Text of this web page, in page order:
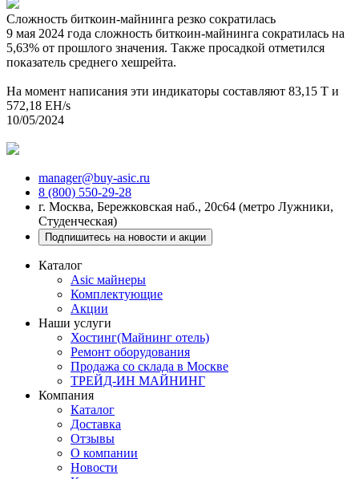
Сложность биткоин-майнинга резко сократилась
9 мая 2024 года сложность биткоин-майнинга сократилась на
5,63% от прошлого значения. Также просадкой отметился
показатель среднего хешрейта.
На момент написания эти индикаторы составляют 83,15 T и
572,18 EH/s
10/05/2024
manager@buy-asic.ru
8 (800) 550-29-28
г. Москва, Бережковская наб., 20с64 (метро Лужники,
Студенческая)
Подпишитесь на новости и акции
Каталог
Asic майнеры
Комплектующие
Акции
Наши услуги
Хостинг(Майнинг отель)
Ремонт оборудования
Продажа со склада в Москве
ТРЕЙД-ИН МАЙНИНГ
Компания
Каталог
Доставка
Отзывы
О компании
Новости